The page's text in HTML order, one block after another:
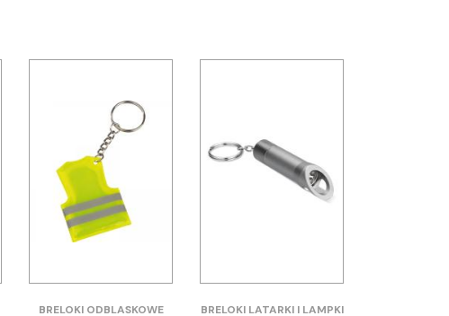
BRELOKI ODBLASKOWE BRELOKI LATARKI I LAMPKI